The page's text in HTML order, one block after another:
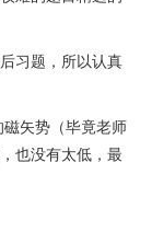
习题，所以认真
矢势（毕竟老师
也没有太低，最